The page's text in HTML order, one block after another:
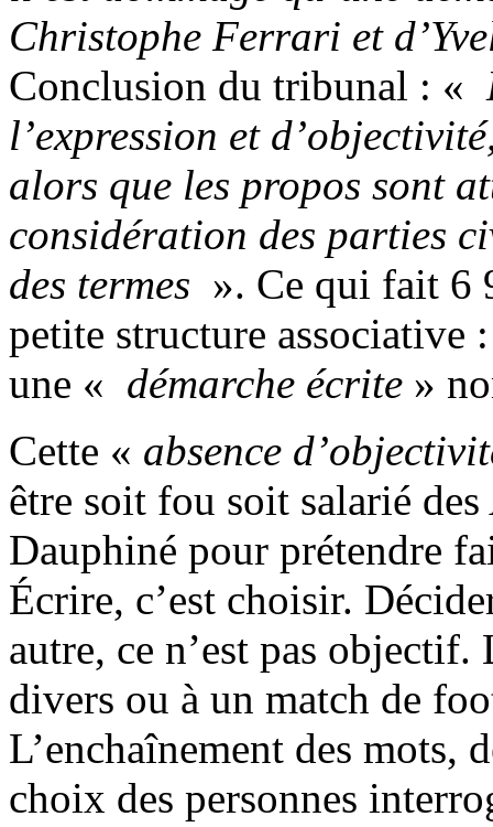
Christophe Ferrari et
Conclusion du tribunal : «
l’expression et
alors que les propos sont
considération des parties
des termes ». Ce qui fait 6
petite structure associative
une « démarche écrite »
Cette « absence
être soit fou soit salarié
Dauphiné pour prétendre
Écrire, c’est choisir.
autre, ce n’est pas
divers ou à un match de
L’enchaînement des mots,
choix des personnes